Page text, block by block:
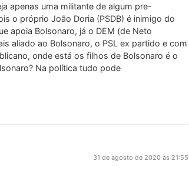
apenas uma militante de algum pre-
o próprio João Doria (PSDB) é inimigo do
apoia Bolsonaro, já o DEM (de Neto
aliado ao Bolsonaro, o PSL ex partido e com
onde está os filhos de Bolsonaro é o
Na política tudo pode
31 de agosto de 2020 às 21:55